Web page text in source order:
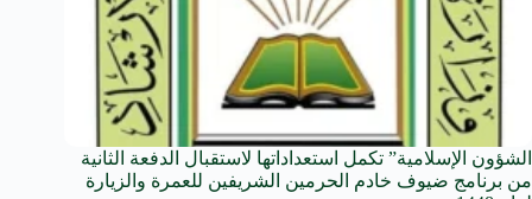
الشؤون الإسلامية” تكمل استعداداتها لاستقبال الدفعة الثانية
من برنامج ضيوف خادم الحرمين الشريفين للعمرة والزيارة